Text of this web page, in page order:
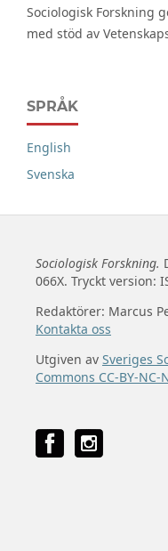
Sociologisk Forskning
med stöd av
SPRÅK
English
Svenska
Sociologisk Forskning.
066X. Tryckt version:
Redaktörer: Marcus
Kontakta oss
Utgiven av Sveriges
Commons CC-BY-NC-